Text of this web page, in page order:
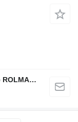
Przedsiębiorstwo Produkcyjno-Handlowe ROLMAPOL Marcin Dziekan